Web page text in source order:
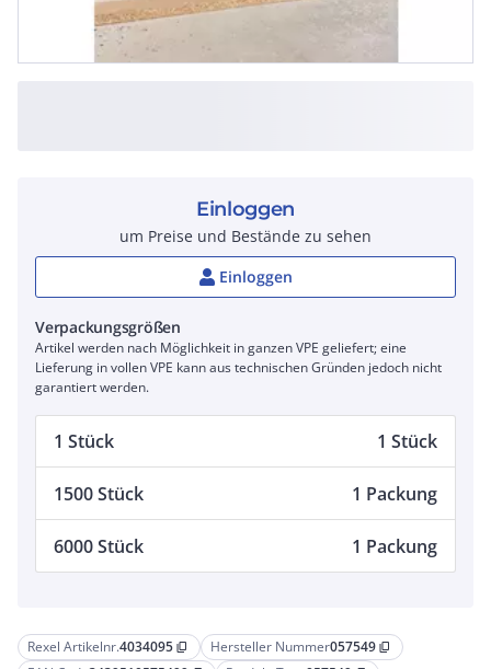
Rexel Artikelnr.4034095 content_copy Hersteller Nummer057549 content_copy
Einloggen
um Preise und Bestände zu sehen
Einloggen
Verpackungsgrößen
Artikel werden nach Möglichkeit in ganzen VPE geliefert; eine
Lieferung in vollen VPE kann aus technischen Gründen jedoch nicht
garantiert werden.
1 Stück 1 Stück
1500 Stück 1 Packung
6000 Stück 1 Packung